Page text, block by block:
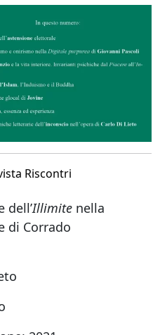
Riscontri
dell’Illimite nella
di Corrado